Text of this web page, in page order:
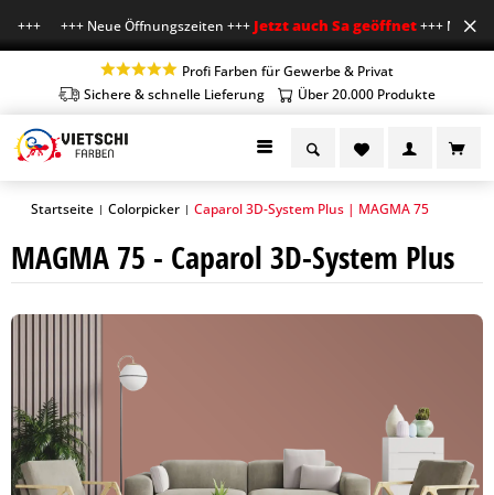
+++ Neue Öffnungszeiten +++Jetzt auch Sa geöffnet+++ Mo-Fr 7-
Profi Farben für Gewerbe & Privat
Sichere & schnelle Lieferung
Über 20.000 Produkte
Startseite | Colorpicker | Caparol 3D-System Plus | MAGMA 75
MAGMA 75 - Caparol 3D-System Plus